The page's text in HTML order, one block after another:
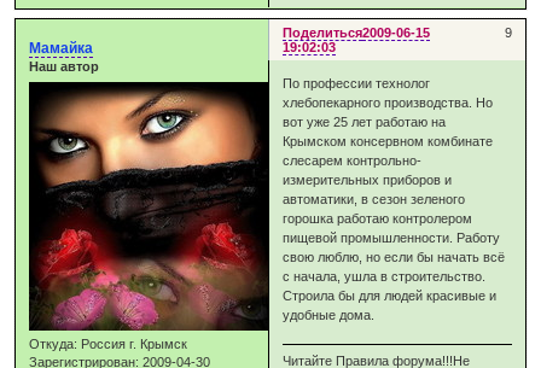
Поделиться 9
2009-06-15
19:02:03
Мамайка
Наш автор
Откуда: Россия г. Крымск
Зарегистрирован: 2009-04-30
По профессии технолог
хлебопекарного производства. Но
вот уже 25 лет работаю на
Крымском консервном комбинате
слесарем контрольно-
измерительных приборов и
автоматики, в сезон зеленого
горошка работаю контролером
пищевой промышленности. Работу
свою люблю, но если бы начать всё
с начала, ушла в строительство.
Строила бы для людей красивые и
удобные дома.
Читайте Правила форума!!!Не